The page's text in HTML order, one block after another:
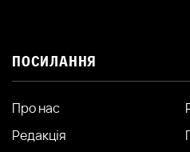
ПОСИЛАННЯ
Про нас
Редакція